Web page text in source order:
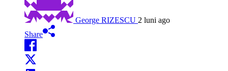
George RIZESCU 2 luni ago
Share